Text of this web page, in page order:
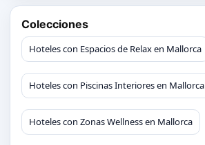
Colecciones
Hoteles con Espacios de Relax en Mallorca
Hoteles con Piscinas Interiores en Mallorca
Hoteles con Zonas Wellness en Mallorca